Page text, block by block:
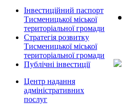
Інвестиційний паспорт
Тисменицької міської
територіальної громади
Стратегія розвитку
Тисменицької міської
територіальної громади
Публічні інвестиції
Центр надання
адміністративних
послуг